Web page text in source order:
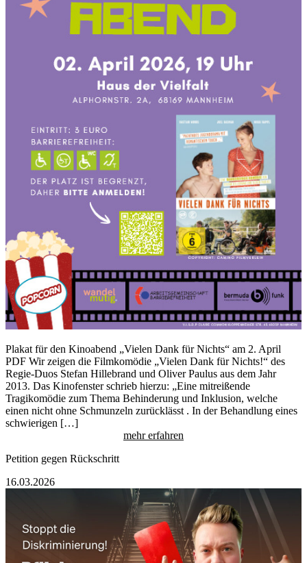
Plakat für den Kinoabend „Vielen Dank für Nichts“ am 2. April
PDF Wir zeigen die Filmkomödie „Vielen Dank für Nichts!“ des
Regie-Duos Stefan Hillebrand und Oliver Paulus aus dem Jahr
2013. Das Kinofenster schrieb hierzu: „Eine mitreißende
Tragikomödie zum Thema Behinderung und Inklusion, welche
einen nicht ohne Schmunzeln zurücklässt . In der Behandlung eines
schwierigen […]
mehr erfahren
Petition gegen Rückschritt
16.03.2026